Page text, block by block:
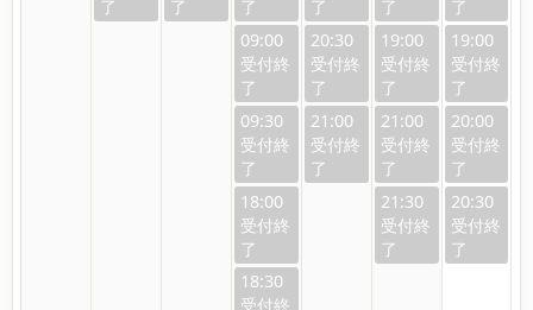
09:00
09:30
18:00
18:30
20:30
21:00
19:00
21:00
21:30
19:00
20:00
20:30